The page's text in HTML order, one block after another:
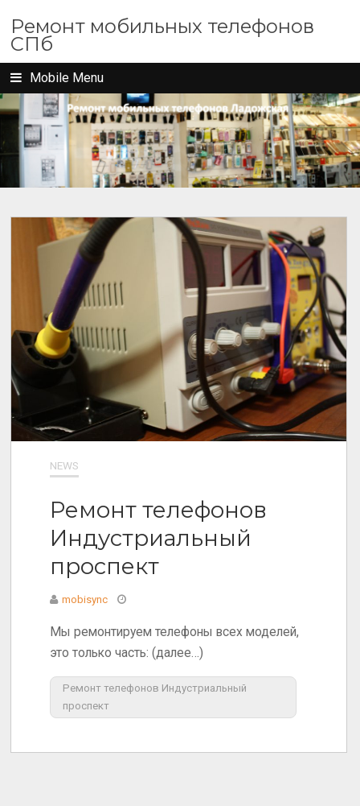
Ремонт мобильных телефонов
СПб
Mobile Menu
NEWS
Ремонт телефонов
Индустриальный
проспект
mobisync
Мы ремонтируем телефоны всех моделей,
это только часть: (далее…)
Ремонт телефонов Индустриальный
проспект